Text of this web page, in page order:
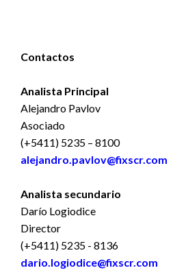
Contactos
Analista Principal
Alejandro Pavlov
Asociado
(+5411) 5235 – 8100
alejandro.pavlov@fixscr.com
Analista secundario
Darío Logiodice
Director
(+5411) 5235 - 8136
dario.logiodice@fixscr.com